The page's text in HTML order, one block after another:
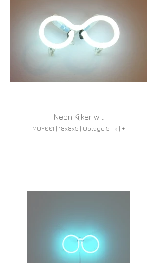
Neon Kijker wit
MOY001 | 18x8x5 | Oplage 5 | k | +